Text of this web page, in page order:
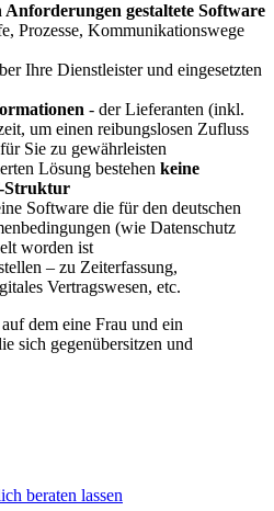
gestaltete Software
Prozesse, Kommunikationswege
Ihre Dienstleister und eingesetzten
- der Lieferanten (inkl.
um einen reibungslosen Zufluss
Sie zu gewährleisten
Lösung bestehen keine
Struktur
Software die für den deutschen
(wie Datenschutz
worden ist
– zu Zeiterfassung,
Vertragswesen, etc.
beraten lassen